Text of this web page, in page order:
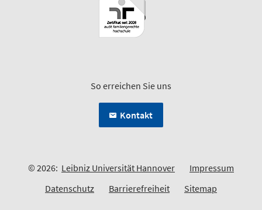
So erreichen Sie uns
Kontakt
© 2026: Leibniz Universität Hannover
Impressum
Datenschutz
Barrierefreiheit Sitemap